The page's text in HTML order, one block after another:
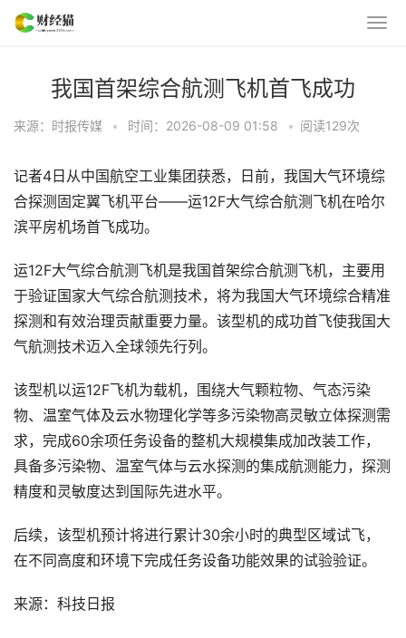
我国首架综合航测飞机首飞成功
来源：时报传媒 • 时间：2026-08-09 01:58 • 阅读129次
记者4日从中国航空工业集团获悉，日前，我国大气环境综
合探测固定翼飞机平台——运12F大气综合航测飞机在哈尔
滨平房机场首飞成功。
运12F大气综合航测飞机是我国首架综合航测飞机，主要用
于验证国家大气综合航测技术，将为我国大气环境综合精准
探测和有效治理贡献重要力量。该型机的成功首飞使我国大
气航测技术迈入全球领先行列。
该型机以运12F飞机为载机，围绕大气颗粒物、气态污染
物、温室气体及云水物理化学等多污染物高灵敏立体探测需
求，完成60余项任务设备的整机大规模集成加改装工作，
具备多污染物、温室气体与云水探测的集成航测能力，探测
精度和灵敏度达到国际先进水平。
后续，该型机预计将进行累计30余小时的典型区域试飞，
在不同高度和环境下完成任务设备功能效果的试验验证。
来源：科技日报